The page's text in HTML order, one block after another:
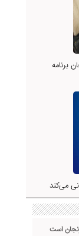
برنامه
می‌کند
است